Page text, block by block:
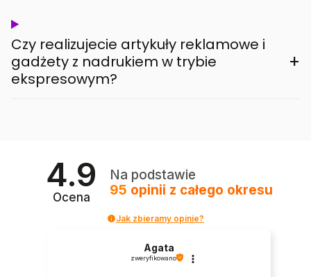
Czy realizujecie artykuły reklamowe i
gadżety z nadrukiem w trybie
ekspresowym?
+
4.9
Ocena
Na podstawie
95 opinii z całego okresu
Jak zbieramy opinie?
Agata
zweryfikowano